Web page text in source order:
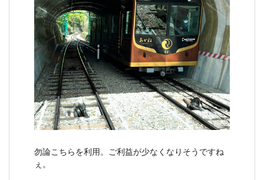
勿論こちらを利用。ご利益が少なくなりそうですね
ぇ。